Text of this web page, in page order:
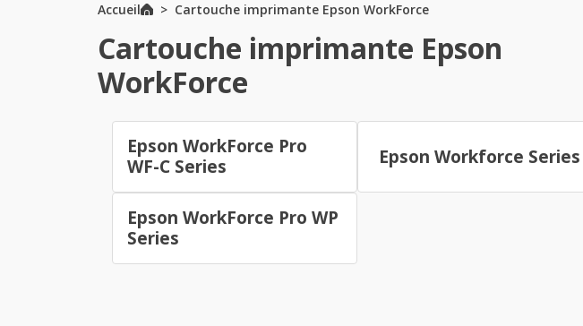
Accueil Cartouche imprimante Epson WorkForce
Cartouche imprimante Epson
WorkForce
Epson WorkForce Pro
WF-C Series
Epson Workforce Series
Epson WorkForce Pro WP
Series